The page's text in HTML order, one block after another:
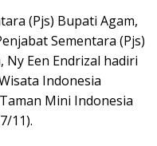
(Pjs) Bupati Agam,
Sementara (Pjs)
Ny Een Endrizal hadiri
Indonesia
Mini Indonesia
11).